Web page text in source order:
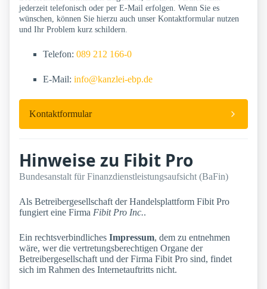
jederzeit telefonisch oder per E-Mail erfolgen. Wenn Sie es
wünschen, können Sie hierzu auch unser Kontaktformular nutzen
und Ihr Problem kurz schildern.
Telefon: 089 212 166-0
E-Mail: info@kanzlei-ebp.de
Kontaktformular
Hinweise zu Fibit Pro
Bundesanstalt für Finanzdienstleistungsaufsicht (BaFin)
Als Betreibergesellschaft der Handelsplattform Fibit Pro
fungiert eine Firma Fibit Pro Inc..
Ein rechtsverbindliches Impressum, dem zu entnehmen
wäre, wer die vertretungsberechtigen Organe der
Betreibergesellschaft und der Firma Fibit Pro sind, findet
sich im Rahmen des Internetauftritts nicht.